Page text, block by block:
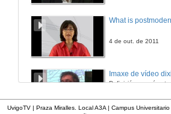
Ser professor
Presentación
What is
4 de out. de 2011
Imaxe de vídeo
UvigoTV | Praza Miralles. Local A3A | Campus